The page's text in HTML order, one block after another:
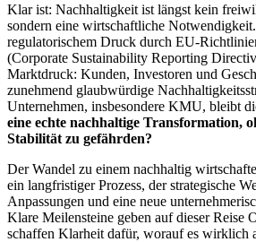
Klar ist: Nachhaltigkeit ist längst kein
sondern eine wirtschaftliche
regulatorischem Druck durch EU-
(Corporate Sustainability Reporting
Marktdruck: Kunden, Investoren und
zunehmend glaubwürdige
Unternehmen, insbesondere KMU, bleibt
eine echte nachhaltige Transformation,
Stabilität zu gefährden?
Der Wandel zu einem nachhaltig
ein langfristiger Prozess, der strategische
Anpassungen und eine neue
Klare Meilensteine geben auf dieser Reise
schaffen Klarheit dafür, worauf es wirklich